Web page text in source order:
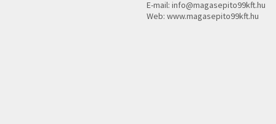
E-mail: info@magasepito99kft.hu
Web: www.magasepito99kft.hu